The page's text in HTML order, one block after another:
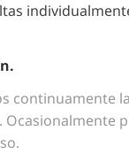
continuamente
Ocasionalmente